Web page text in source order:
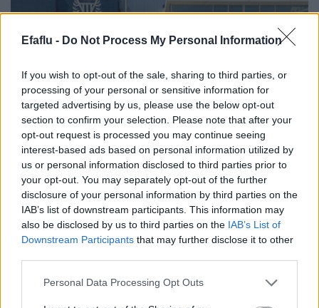
Efaflu - Do Not Process My Personal Information
If you wish to opt-out of the sale, sharing to third parties, or
processing of your personal or sensitive information for
targeted advertising by us, please use the below opt-out
section to confirm your selection. Please note that after your
opt-out request is processed you may continue seeing
interest-based ads based on personal information utilized by
us or personal information disclosed to third parties prior to
your opt-out. You may separately opt-out of the further
disclosure of your personal information by third parties on the
IAB’s list of downstream participants. This information may
also be disclosed by us to third parties on the IAB’s List of
Downstream Participants that may further disclose it to other
Please note that this website/app uses one or more Google
Personal Data Processing Opt Outs
JUNHO 8, 2024
EFAFLU apoia cadetes masculinos
do voleibol CD Póvoa
No passado fim de semana a equipa de cadetes masculinos
do voleibol CD Póvoa participou, mais um ano, na final 8 do …